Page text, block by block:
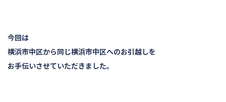
今回は
横浜市中区から同じ横浜市中区へのお引越しを
お手伝いさせていただきました。